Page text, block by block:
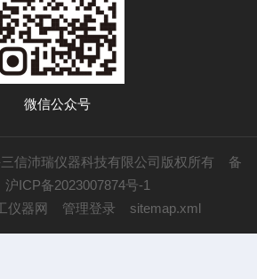
微信公众号
信沛瑞仪器科技有限公司版权所有 备
沪ICP备2023007874号-1
仪器网 管理登录 sitemap.xml